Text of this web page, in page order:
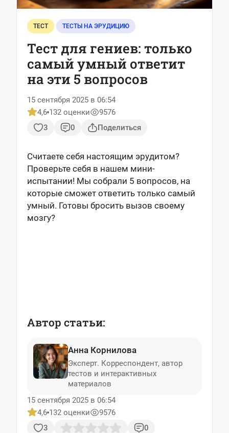
ТЕСТ ТЕСТЫ НА ЭРУДИЦИЮ
Тест для гениев: только
самый умный ответит
на эти 5 вопросов
15 сентября 2025 в 06:54
4,6 132 оценки
9576
3
0 Поделиться
Считаете себя настоящим эрудитом?
Проверьте себя в нашем мини-
испытании! Мы собрали 5 вопросов, на
которые сможет ответить только самый
умный. Готовы бросить вызов своему
мозгу?
Автор статьи:
Анна Корнилова
Эксперт. Корреспондент, автор
тестов и интерактивных
материалов
15 сентября 2025 в 06:54
4,6 132 оценки
9576
3
0